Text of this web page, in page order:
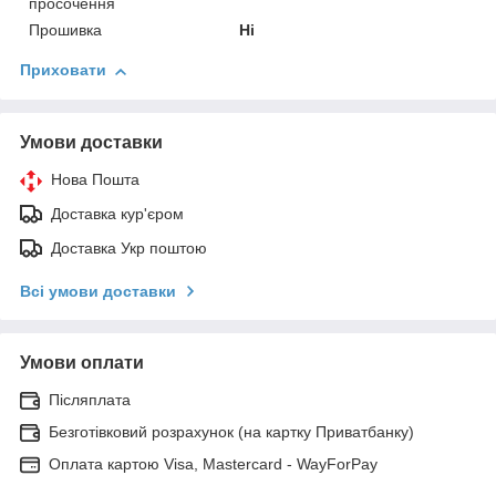
просочення
Прошивка
Ні
Приховати
Умови доставки
Нова Пошта
Доставка кур'єром
Доставка Укр поштою
Всі умови доставки
Умови оплати
Післяплата
Безготівковий розрахунок (на картку Приватбанку)
Оплата картою Visa, Mastercard - WayForPay